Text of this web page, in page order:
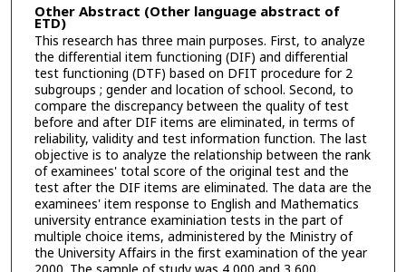
Other Abstract (Other language abstract of
ETD)
This research has three main purposes. First, to analyze
the differential item functioning (DIF) and differential
test functioning (DTF) based on DFIT procedure for 2
subgroups ; gender and location of school. Second, to
compare the discrepancy between the quality of test
before and after DIF items are eliminated, in terms of
reliability, validity and test information function. The last
objective is to analyze the relationship between the rank
of examinees' total score of the original test and the
test after the DIF items are eliminated. The data are the
examinees' item response to English and Mathematics
university entrance examiniation tests in the part of
multiple choice items, administered by the Ministry of
the University Affairs in the first examination of the year